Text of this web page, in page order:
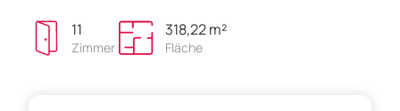
11
Zimmer
318,22 m²
Fläche